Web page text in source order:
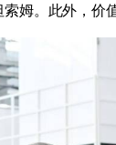
姆。此外，价